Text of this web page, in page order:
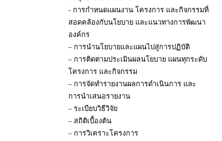
- การกำหนดแผนงาน โครงการ และกิจกรรมที่
สอดคล้องกับนโยบาย และแนวทางการพัฒนา
องค์กร
– การนำนโยบายและแผนไปสู่การปฏิบัติ
– การติดตามประเมินผลนโยบาย แผนทุกระดับ
โครงการ และกิจกรรม
– การจัดทำรายงานผลการดำเนินการ และ
การนำเสนอรายงาน
– ระเบียบวิธีวิจัย
– สถิติเบื้องต้น
– การวิเคราะโครงการ